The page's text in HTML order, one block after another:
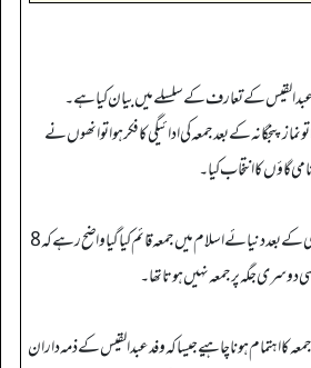
کے تعارف کے سلسلے میں بیان کیا ہے۔
پنجگانہ کے بعد جمعہ کی ادائیگی کا فکر ہوا تو انھوں نے
گاؤں کا انتخاب کیا۔
یہ دوسرا مقام ہے جہاں مسجد نبوی کے بعد دنیائے اسلام میں جمعہ قائم کیا گیا واضح رہے کہ 8
جگہ پر جمعہ نہیں ہوتا تھا۔
کا اہتمام ہونا چاہیے جیسا کہ وفد عبدالقیس کے ذمہ داران